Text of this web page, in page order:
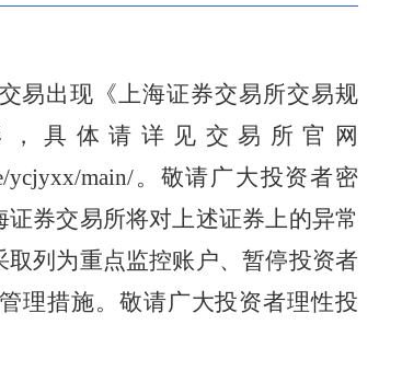
易出现《上海证券交易所交易规
具体请详见交易所官网
ycjyxx/main/。敬请广大投资者密
券交易所将对上述证券上的异常
取列为重点监控账户、暂停投资者
理措施。敬请广大投资者理性投